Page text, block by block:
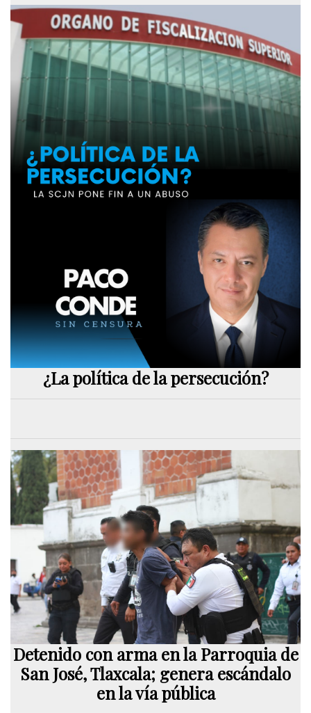
¿La política de la persecución?
Detenido con arma en la Parroquia de
San José, Tlaxcala; genera escándalo
en la vía pública